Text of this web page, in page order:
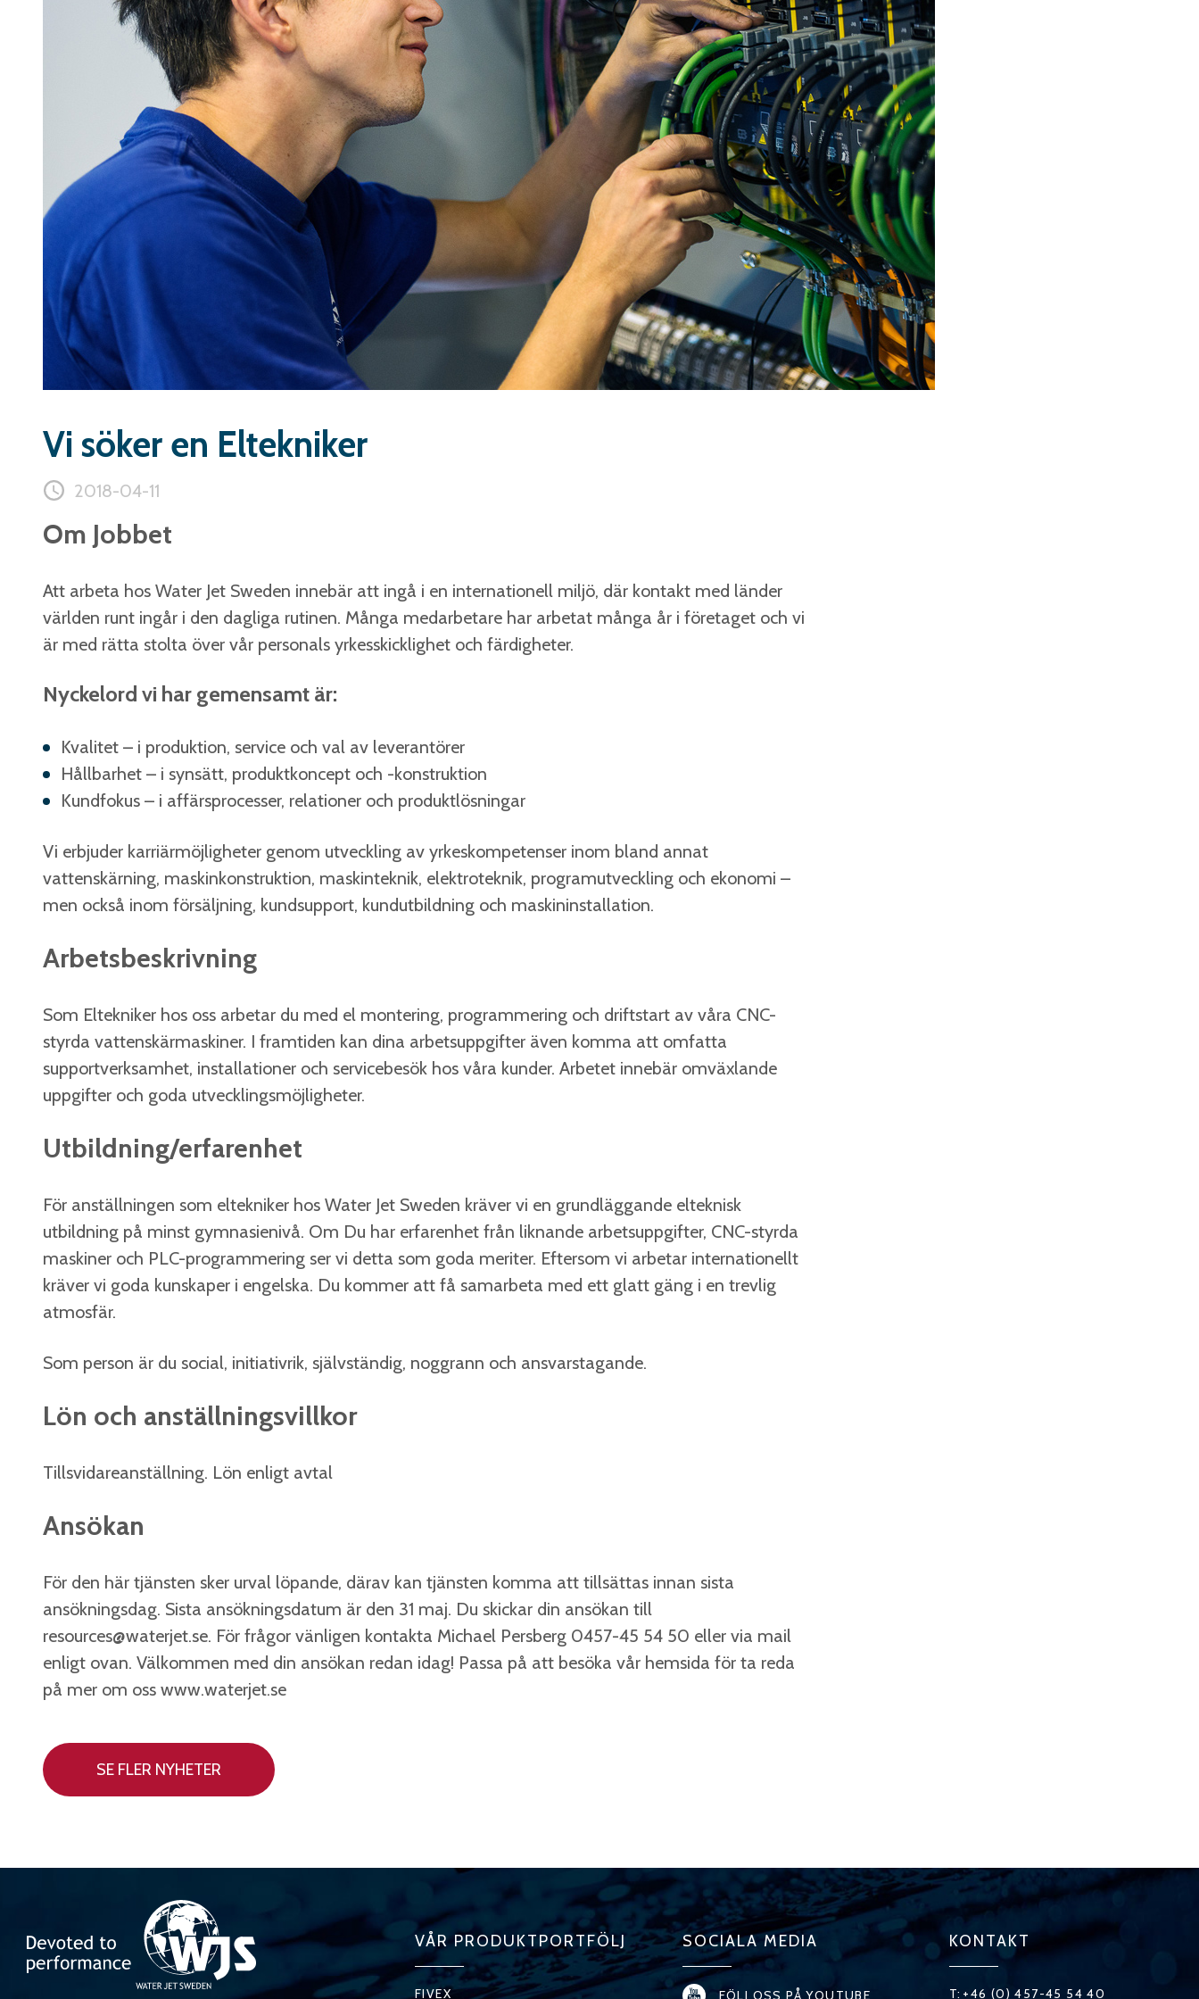
Vi söker en Eltekniker
2018-04-11
Om Jobbet
Att arbeta hos Water Jet Sweden innebär att ingå i en internationell miljö, där kontakt med länder
världen runt ingår i den dagliga rutinen. Många medarbetare har arbetat många år i företaget och vi
är med rätta stolta över vår personals yrkesskicklighet och färdigheter.
Nyckelord vi har gemensamt är:
Kvalitet – i produktion, service och val av leverantörer
Hållbarhet – i synsätt, produktkoncept och -konstruktion
Kundfokus – i affärsprocesser, relationer och produktlösningar
Vi erbjuder karriärmöjligheter genom utveckling av yrkeskompetenser inom bland annat
vattenskärning, maskinkonstruktion, maskinteknik, elektroteknik, programutveckling och ekonomi –
men också inom försäljning, kundsupport, kundutbildning och maskininstallation.
Arbetsbeskrivning
Som Eltekniker hos oss arbetar du med el montering, programmering och driftstart av våra CNC-
styrda vattenskärmaskiner. I framtiden kan dina arbetsuppgifter även komma att omfatta
supportverksamhet, installationer och servicebesök hos våra kunder. Arbetet innebär omväxlande
uppgifter och goda utvecklingsmöjligheter.
Utbildning/erfarenhet
För anställningen som eltekniker hos Water Jet Sweden kräver vi en grundläggande elteknisk
utbildning på minst gymnasienivå. Om Du har erfarenhet från liknande arbetsuppgifter, CNC-styrda
maskiner och PLC-programmering ser vi detta som goda meriter. Eftersom vi arbetar internationellt
kräver vi goda kunskaper i engelska. Du kommer att få samarbeta med ett glatt gäng i en trevlig
atmosfär.
Som person är du social, initiativrik, självständig, noggrann och ansvarstagande.
Lön och anställningsvillkor
Tillsvidareanställning. Lön enligt avtal
Ansökan
För den här tjänsten sker urval löpande, därav kan tjänsten komma att tillsättas innan sista
ansökningsdag. Sista ansökningsdatum är den 31 maj. Du skickar din ansökan till
resources@waterjet.se. För frågor vänligen kontakta Michael Persberg 0457-45 54 50 eller via mail
enligt ovan. Välkommen med din ansökan redan idag! Passa på att besöka vår hemsida för ta reda
på mer om oss www.waterjet.se
SE FLER NYHETER
VÅR PRODUKTPORTFÖLJ
FIVEX
SOCIALA MEDIA
FÖLJ OSS PÅ YOUTUBE
KONTAKT
T: +46 (0) 457-45 54 40